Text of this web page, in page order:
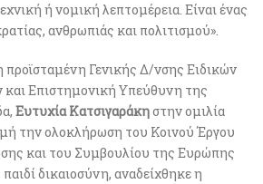
ή νομική λεπτομέρεια. Είναι ένας
ανθρωπιάς και πολιτισμού».
Γενικής Δ/νσης Ειδικών
Επιστημονική Υπεύθυνη της
Ευτυχία Κατσιγαράκηστην ομιλία
την ολοκλήρωση του Κοινού Έργου
και του Συμβουλίου της Ευρώπης
δικαιοσύνη, αναδείχθηκε η